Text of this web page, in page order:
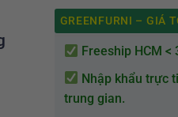
GREENFURNI – GIÁ
Freeship HCM <
Nhập khẩu trực
trung gian.